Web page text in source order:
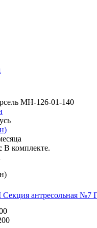
антресольная №7
МН-126-01-140
В комплекте.